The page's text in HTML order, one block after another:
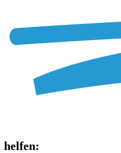
helfen: